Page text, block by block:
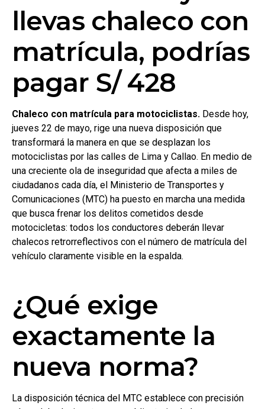
llevas chaleco con
matrícula, podrías
pagar S/ 428
Chaleco con matrícula para motociclistas. Desde hoy,
jueves 22 de mayo, rige una nueva disposición que
transformará la manera en que se desplazan los
motociclistas por las calles de Lima y Callao. En medio de
una creciente ola de inseguridad que afecta a miles de
ciudadanos cada día, el Ministerio de Transportes y
Comunicaciones (MTC) ha puesto en marcha una medida
que busca frenar los delitos cometidos desde
motocicletas: todos los conductores deberán llevar
chalecos retrorreflectivos con el número de matrícula del
vehículo claramente visible en la espalda.
¿Qué exige
exactamente la
nueva norma?
La disposición técnica del MTC establece con precisión